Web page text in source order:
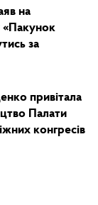
на
за
привітала
Палати
конгресів